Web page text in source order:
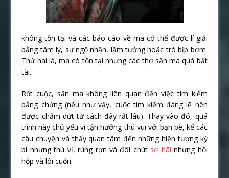
không tồn tại và các báo cáo về ma có thể được lí giải
bằng tâm lý, sự ngộ nhận, lầm tưởng hoặc trò bịp bợm.
Thứ hai là, ma có tồn tại nhưng các thợ săn ma quá bất
tài.
Rốt cuộc, săn ma không liên quan đến việc tìm kiếm
bằng chứng (nếu như vậy, cuộc tìm kiếm đáng lẽ nên
được chấm dứt từ cách đây rất lâu). Thay vào đó, quá
trình này chủ yếu vì tận hưởng thú vui với bạn bè, kể các
câu chuyện và thấy quan tâm đến những hiện tượng kỳ
bí nhưng thú vị, rùng rợn và đôi chút sợ hãi nhưng hồi
hộp và lôi cuốn.